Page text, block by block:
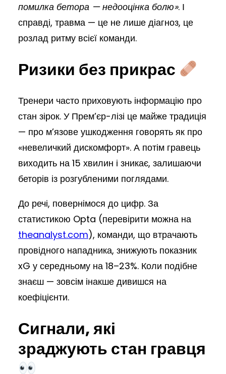
помилка бетора — недооцінка болю». І
справді, травма — це не лише діагноз, це
розлад ритму всієї команди.
Ризики без прикрас
Тренери часто приховують інформацію про
стан зірок. У Прем’єр-лізі це майже традиція
— про м’язове ушкодження говорять як про
«невеличкий дискомфорт». А потім гравець
виходить на 15 хвилин і зникає, залишаючи
беторів із розгубленими поглядами.
До речі, повернімося до цифр. За
статистикою Opta (перевірити можна на
theanalyst.com), команди, що втрачають
провідного нападника, знижують показник
xG у середньому на 18–23%. Коли подібне
знаєш — зовсім інакше дивишся на
коефіцієнти.
Сигнали, які
зраджують стан гравця